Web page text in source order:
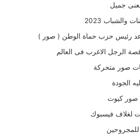
جميل
2023
رئيس حزب حماة الوطن ( صور )
الرجل الاغرب فى العالم
صور متحركة
الجودة
صور كيوت
لغلاف فيسبوك